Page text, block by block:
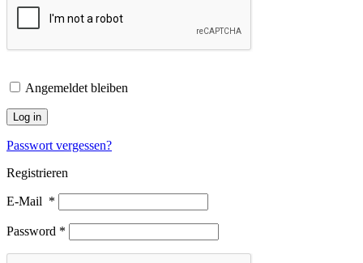
Angemeldet bleiben
Log in
Passwort vergessen?
Registrieren
E-Mail *
Password *